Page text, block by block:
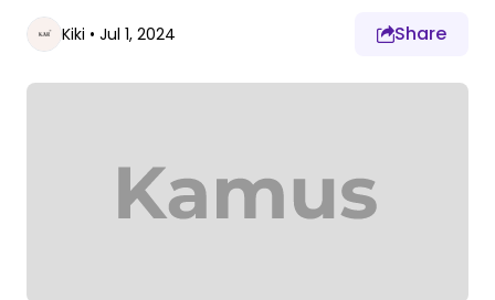
Kiki • Jul 1, 2024 Share